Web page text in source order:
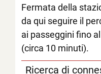
Fermata della
da qui seguire il
ai passeggini fino
(circa 10 minuti).
Ricerca di